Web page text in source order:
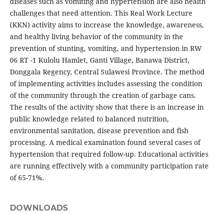
challenges that need attention. This Real Work Lecture
(KKN) activity aims to increase the knowledge, awareness,
and healthy living behavior of the community in the
prevention of stunting, vomiting, and hypertension in RW
06 RT -1 Kulolu Hamlet, Ganti Village, Banawa District,
Donggala Regency, Central Sulawesi Province. The method
of implementing activities includes assessing the condition
of the community through the creation of garbage cans.
The results of the activity show that there is an increase in
public knowledge related to balanced nutrition,
environmental sanitation, disease prevention and fish
processing. A medical examination found several cases of
hypertension that required follow-up. Educational activities
are running effectively with a community participation rate
of 65-71%.
DOWNLOADS